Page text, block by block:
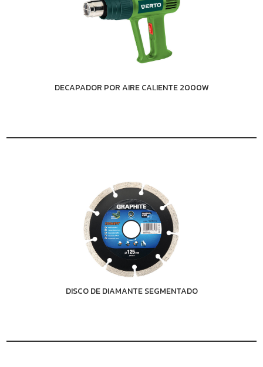
DECAPADOR POR AIRE CALIENTE 2000W
DISCO DE DIAMANTE SEGMENTADO